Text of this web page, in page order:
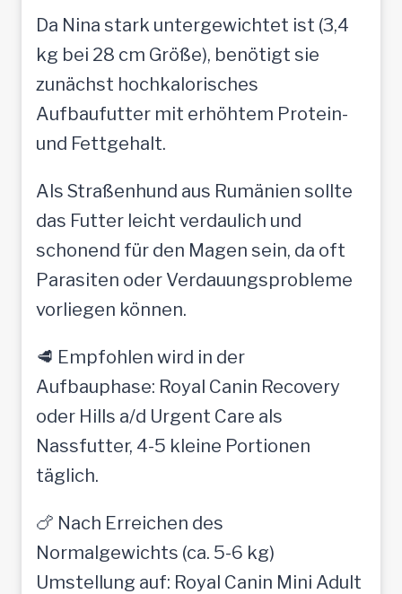
Da Nina stark untergewichtet ist (3,4
kg bei 28 cm Größe), benötigt sie
zunächst hochkalorisches
Aufbaufutter mit erhöhtem Protein-
und Fettgehalt.
Als Straßenhund aus Rumänien sollte
das Futter leicht verdaulich und
schonend für den Magen sein, da oft
Parasiten oder Verdauungsprobleme
vorliegen können.
🥩 Empfohlen wird in der
Aufbauphase: Royal Canin Recovery
oder Hills a/d Urgent Care als
Nassfutter, 4-5 kleine Portionen
täglich.
🍗 Nach Erreichen des
Normalgewichts (ca. 5-6 kg)
Umstellung auf: Royal Canin Mini Adult